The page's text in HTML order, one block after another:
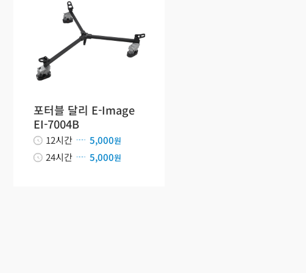
포터블 달리 E-Image
EI-7004B
12시간 5,000원
24시간 5,000원